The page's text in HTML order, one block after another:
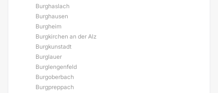
Burghaslach
Burghausen
Burgheim
Burgkirchen an der Alz
Burgkunstadt
Burglauer
Burglengenfeld
Burgoberbach
Burgpreppach